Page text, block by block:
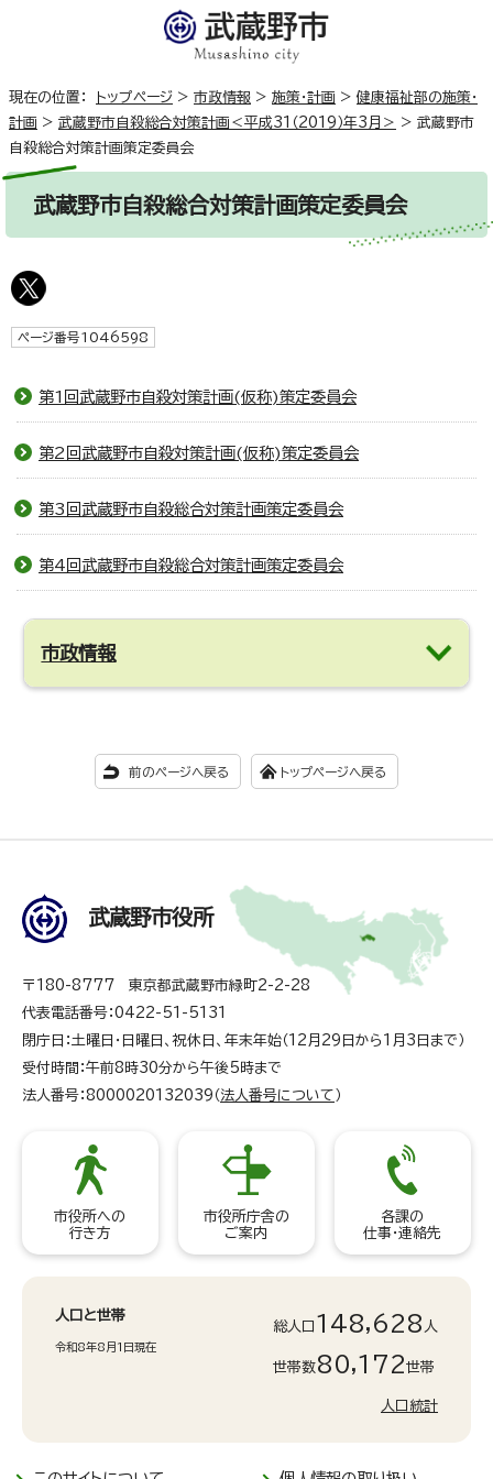
現在の位置： トップページ > 市政情報 > 施策・計画 > 健康福祉部の施策・
計画 > 武蔵野市自殺総合対策計画＜平成31（2019）年3月＞ > 武蔵野市
自殺総合対策計画策定委員会
武蔵野市自殺総合対策計画策定委員会
ページ番号1046598
第1回武蔵野市自殺対策計画(仮称)策定委員会
第2回武蔵野市自殺対策計画(仮称)策定委員会
第3回武蔵野市自殺総合対策計画策定委員会
第4回武蔵野市自殺総合対策計画策定委員会
市政情報
前のページへ戻る トップページへ戻る
武蔵野市役所
〒180-8777 東京都武蔵野市緑町2-2-28
代表電話番号：0422-51-5131
閉庁日：土曜日・日曜日、祝休日、年末年始（12月29日から1月3日まで）
受付時間：午前8時30分から午後5時まで
法人番号：8000020132039（ 法人番号について ）
市役所への
行き方
市役所庁舎の
ご案内
各課の
仕事・連絡先
人口と世帯
令和8年8月1日現在
総人口 148,628 人
世帯数80,172世帯
人口統計